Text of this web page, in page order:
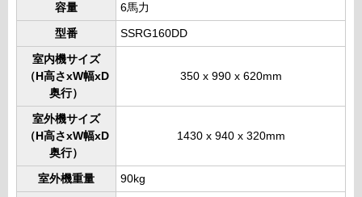
容量 6馬力
型番 SSRG160DD
室内機サイズ
（H高さxW幅xD
奥行）
350 x 990 x 620mm
室外機サイズ
（H高さxW幅xD
奥行）
1430 x 940 x 320mm
室外機重量 90kg